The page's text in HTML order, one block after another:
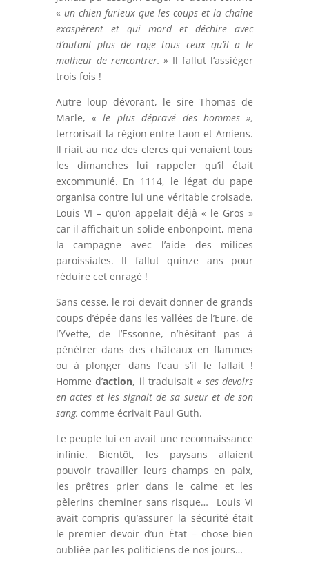
« un chien furieux que les coups et la chaîne
exaspèrent et qui mord et déchire avec
d’autant plus de rage tous ceux qu’il a le
malheur de rencontrer. » Il fallut l’assiéger
trois fois !
Autre loup dévorant, le sire Thomas de
Marle,« le plus dépravé des hommes »,
terrorisait la région entre Laon et Amiens.
Il riait au nez des clercs qui venaient tous
les dimanches lui rappeler qu’il était
excommunié. En 1114, le légat du pape
organisa contre lui une véritable croisade.
Louis VI – qu’on appelait déjà « le Gros »
car il affichait un solide enbonpoint, mena
la campagne avec l’aide des milices
paroissiales. Il fallut quinze ans pour
réduire cet enragé !
Sans cesse, le roi devait donner de grands
coups d’épée dans les vallées de l’Eure, de
l’Yvette, de l’Essonne, n’hésitant pas à
pénétrer dans des châteaux en flammes
ou à plonger dans l’eau s’il le fallait !
Homme d’action, il traduisait « ses devoirs
en actes et les signait de sa sueur et de son
sang, comme écrivait Paul Guth.
Le peuple lui en avait une reconnaissance
infinie. Bientôt, les paysans allaient
pouvoir travailler leurs champs en paix,
les prêtres prier dans le calme et les
pèlerins cheminer sans risque… Louis VI
avait compris qu’assurer la sécurité était
le premier devoir d’un État – chose bien
oubliée par les politiciens de nos jours…